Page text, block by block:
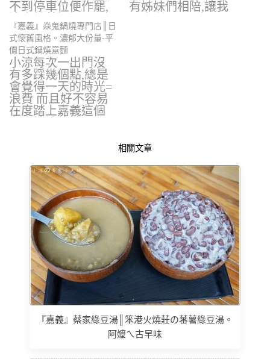
不到停車位便作罷,
這次趁著好姐…
有姊妹們相陪,讓我
『嘉義』焱鬼鍋燒專門店║日
式懷舊風格。濃郁大份量-平
價日式鍋燒意麵
小涼每次一出門沒
有多踩幾個點,總是
會覺得一天的時光=
浪費 而且好不容易
在度踏上嘉義這個
相關文章
『嘉義』蔡家綠豆湯║笨港火燒莊の蕃薯綠豆湯。
阿嬤ㄟ古早味